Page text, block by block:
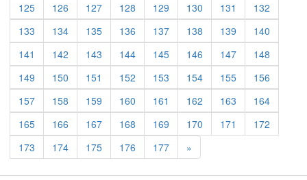
125
126 127 128 129 130 131
132
133
134 135 136 137 138 139
140
141
142 143 144 145 146 147
148
149
150 151 152 153 154 155
156
157
158 159 160 161 162 163
164
165
166 167 168 169 170 171
172
173
174 175 176 177 »